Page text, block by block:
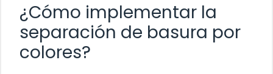
¿Cómo implementar la
separación de basura por
colores?